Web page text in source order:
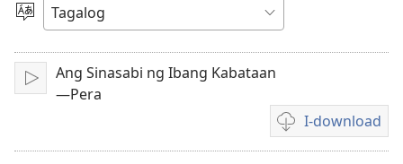
play
ang
video
Pumili
Wika
I-
Ang Sinasabi ng Ibang Kabataan
—Pera
I-download
Mga
opsiyon